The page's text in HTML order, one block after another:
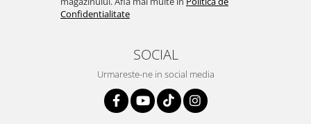
Confidentialitate
SOCIAL
Urmareste-ne in social media